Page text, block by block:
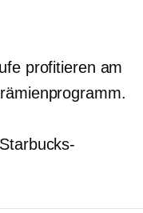
profitieren am